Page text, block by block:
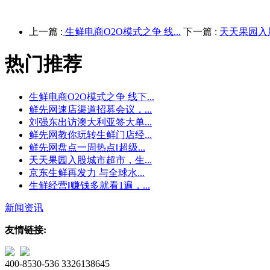
上一篇 : 生鲜电商O2O模式之争 线... 下一篇 : 天天果园入
热门推荐
生鲜电商O2O模式之争 线下...
鲜先网速店渠道招募会议，...
刘强东出访澳大利亚签大单...
鲜先网教你玩转生鲜门店经...
鲜先网盘点一周热点‖超级...
天天果园入股城市超市，生...
京东生鲜再发力 与全球水...
生鲜经营‖赚钱多就看1遍，...
新闻资讯
友情链接:
400-8530-536 3326138645